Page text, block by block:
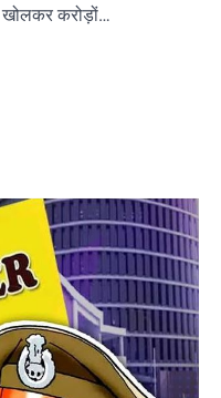
खोलकर करोड़ों…